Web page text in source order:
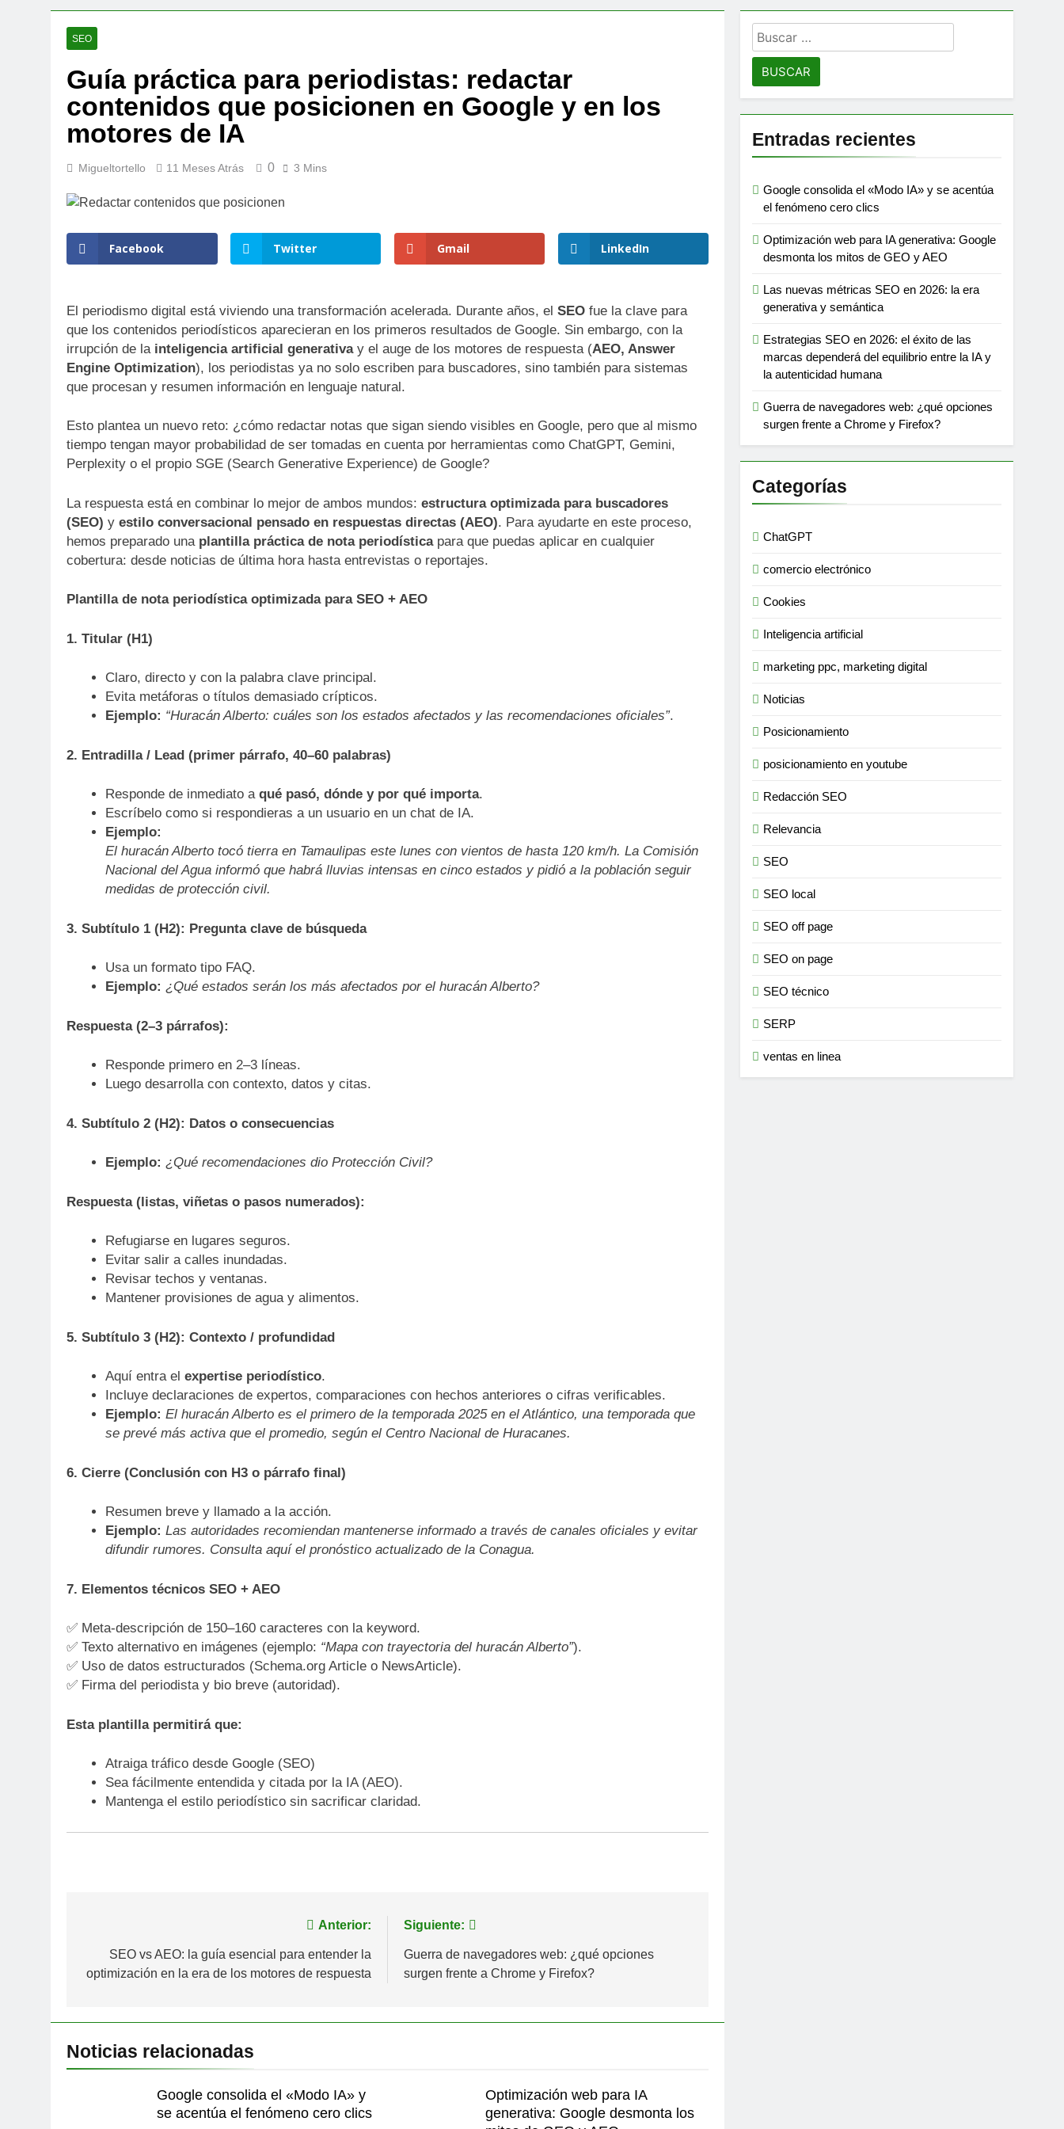
Guía práctica para periodistas: redactar contenidos que posicionen en Google y en los motores de IA
11 Meses Atrás
SEO vs AEO: la guía esencial para entender la optimización en la era de los motores de respuesta
12 Meses Atrás
3 formas en las que los buscadores están evolucionando hacia la intención del usuario
2 Años Atrás
SEO
Guía práctica para periodistas: redactar
contenidos que posicionen en Google y en los
motores de IA
Migueltortello 11 Meses Atrás 0 3 Mins
Facebook Twitter Gmail LinkedIn
El periodismo digital está viviendo una transformación acelerada. Durante años, el SEO fue la clave para
que los contenidos periodísticos aparecieran en los primeros resultados de Google. Sin embargo, con la
irrupción de la inteligencia artificial generativay el auge de los motores de respuesta (AEO, Answer
Engine Optimization), los periodistas ya no solo escriben para buscadores, sino también para sistemas
que procesan y resumen información en lenguaje natural.
Esto plantea un nuevo reto: ¿cómo redactar notas que sigan siendo visibles en Google, pero que al mismo
tiempo tengan mayor probabilidad de ser tomadas en cuenta por herramientas como ChatGPT, Gemini,
Perplexity o el propio SGE (Search Generative Experience) de Google?
La respuesta está en combinar lo mejor de ambos mundos: estructura optimizada para buscadores
(SEO) y estilo conversacional pensado en respuestas directas (AEO). Para ayudarte en este proceso,
hemos preparado una plantilla práctica de nota periodísticapara que puedas aplicar en cualquier
cobertura: desde noticias de última hora hasta entrevistas o reportajes.
Plantilla de nota periodística optimizada para SEO + AEO
1. Titular (H1)
Claro, directo y con la palabra clave principal.
Evita metáforas o títulos demasiado crípticos.
Ejemplo: “Huracán Alberto: cuáles son los estados afectados y las recomendaciones oficiales”.
2. Entradilla / Lead (primer párrafo, 40–60 palabras)
Responde de inmediato a qué pasó, dónde y por qué importa.
Escríbelo como si respondieras a un usuario en un chat de IA.
Ejemplo:
El huracán Alberto tocó tierra en Tamaulipas este lunes con vientos de hasta 120 km/h. La Comisión
Nacional del Agua informó que habrá lluvias intensas en cinco estados y pidió a la población seguir
medidas de protección civil.
3. Subtítulo 1 (H2): Pregunta clave de búsqueda
Usa un formato tipo FAQ.
Ejemplo: ¿Qué estados serán los más afectados por el huracán Alberto?
Respuesta (2–3 párrafos):
Responde primero en 2–3 líneas.
Luego desarrolla con contexto, datos y citas.
4. Subtítulo 2 (H2): Datos o consecuencias
Ejemplo: ¿Qué recomendaciones dio Protección Civil?
Respuesta (listas, viñetas o pasos numerados):
Refugiarse en lugares seguros.
Evitar salir a calles inundadas.
Revisar techos y ventanas.
Mantener provisiones de agua y alimentos.
5. Subtítulo 3 (H2): Contexto / profundidad
Aquí entra el expertise periodístico.
Incluye declaraciones de expertos, comparaciones con hechos anteriores o cifras verificables.
Ejemplo: El huracán Alberto es el primero de la temporada 2025 en el Atlántico, una temporada que
se prevé más activa que el promedio, según el Centro Nacional de Huracanes.
6. Cierre (Conclusión con H3 o párrafo final)
Resumen breve y llamado a la acción.
Ejemplo: Las autoridades recomiendan mantenerse informado a través de canales oficiales y evitar
difundir rumores. Consulta aquí el pronóstico actualizado de la Conagua.
7. Elementos técnicos SEO + AEO
✅ Meta-descripción de 150–160 caracteres con la keyword.
✅ Texto alternativo en imágenes (ejemplo: “Mapa con trayectoria del huracán Alberto”).
✅ Uso de datos estructurados (Schema.org Article o NewsArticle).
✅ Firma del periodista y bio breve (autoridad).
Esta plantilla permitirá que:
Atraiga tráfico desde Google (SEO)
Sea fácilmente entendida y citada por la IA (AEO).
Mantenga el estilo periodístico sin sacrificar claridad.
entradas
Anterior:
SEO vs AEO: la guía esencial para entender la
optimización en la era de los motores de respuesta
Siguiente:
Guerra de navegadores web: ¿qué opciones
surgen frente a Chrome y Firefox?
Noticias relacionadas
Google consolida el «Modo IA» y
se acentúa el fenómeno cero clics
Optimización web para IA
generativa: Google desmonta los
Buscar:
Entradas recientes
Google consolida el «Modo IA» y se acentúa
el fenómeno cero clics
Optimización web para IA generativa: Google
desmonta los mitos de GEO y AEO
Las nuevas métricas SEO en 2026: la era
generativa y semántica
Estrategias SEO en 2026: el éxito de las
marcas dependerá del equilibrio entre la IA y
la autenticidad humana
Guerra de navegadores web: ¿qué opciones
surgen frente a Chrome y Firefox?
Categorías
ChatGPT
comercio electrónico
Cookies
Inteligencia artificial
marketing ppc, marketing digital
Noticias
Posicionamiento
posicionamiento en youtube
Redacción SEO
Relevancia
SEO
SEO local
SEO off page
SEO on page
SEO técnico
SERP
ventas en linea